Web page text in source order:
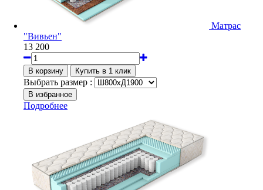
Матрас
"Вивьен"
13 200
Выбрать размер :
Подробнее